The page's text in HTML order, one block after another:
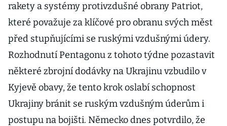
rakety a systémy protivzdušné obrany Patriot,
které považuje za klíčové pro obranu svých měst
před stupňujícími se ruskými vzdušnými údery.
Rozhodnutí Pentagonu z tohoto týdne pozastavit
některé zbrojní dodávky na Ukrajinu vzbudilo v
Kyjevě obavy, že tento krok oslabí schopnost
Ukrajiny bránit se ruským vzdušným úderům i
postupu na bojišti. Německo dnes potvrdilo, že